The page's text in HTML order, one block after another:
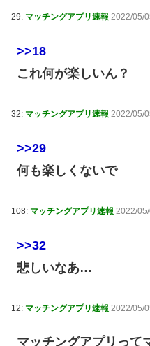
29: マッチングアプリ速報 2022/05/
>>18
これ何が楽しいん？
32: マッチングアプリ速報 2022/05/
>>29
何も楽しくないで
108: マッチングアプリ速報 2022/
>>32
悲しいなあ…
12: マッチングアプリ速報 2022/05/
マッチングアプリって